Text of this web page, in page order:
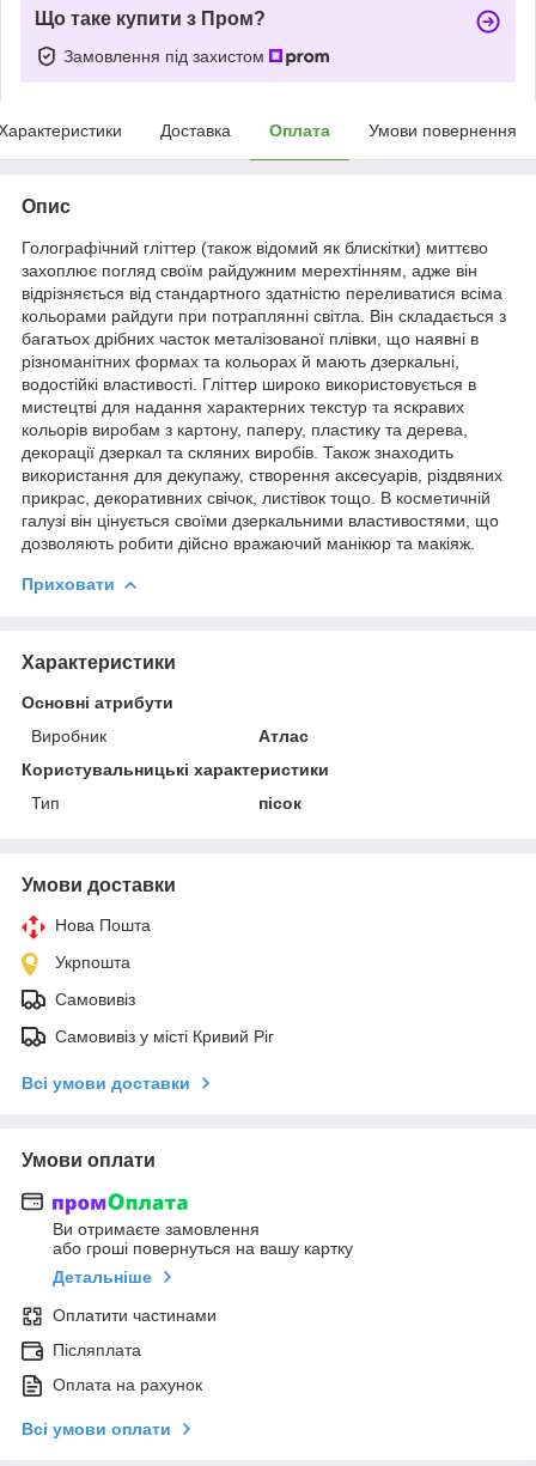
Що таке купити з Пром?
Замовлення під захистом
Доставка Оплата Умови повернення
Опис
Голографічний гліттер (також відомий як блискітки) миттєво
захоплює погляд своїм райдужним мерехтінням, адже він
відрізняється від стандартного здатністю переливатися всіма
кольорами райдуги при потраплянні світла. Він складається з
багатьох дрібних часток металізованої плівки, що наявні в
різноманітних формах та кольорах й мають дзеркальні,
водостійкі властивості. Гліттер широко використовується в
мистецтві для надання характерних текстур та яскравих
кольорів виробам з картону, паперу, пластику та дерева,
декорації дзеркал та скляних виробів. Також знаходить
використання для декупажу, створення аксесуарів, різдвяних
прикрас, декоративних свічок, листівок тощо. В косметичній
галузі він цінується своїми дзеркальними властивостями, що
дозволяють робити дійсно вражаючий манікюр та макіяж.
Приховати
Характеристики
Основні атрибути
Виробник
Атлас
Користувальницькі характеристики
Тип
пісок
Умови доставки
Нова Пошта
Укрпошта
Самовивіз
Самовивіз у місті Кривий Ріг
Всі умови доставки
Умови оплати
Ви отримаєте замовлення
або гроші повернуться на вашу картку
Детальніше
Оплатити частинами
Післяплата
Оплата на рахунок
Всі умови оплати